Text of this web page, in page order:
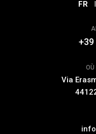
FR
+39
OÙ
Via